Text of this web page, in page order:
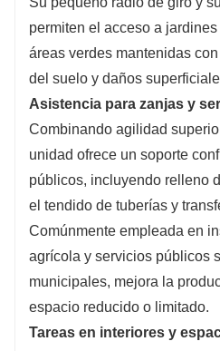
permiten el acceso a
áreas verdes mantenidas
del suelo y daños
Asistencia para zanjas y
Combinando agilidad
unidad ofrece un soporte
públicos, incluyendo relleno
el tendido de tuberías y
Comúnmente empleada en
agrícola y servicios públicos
municipales, mejora la
espacio reducido o limitado.
Tareas en interiores y